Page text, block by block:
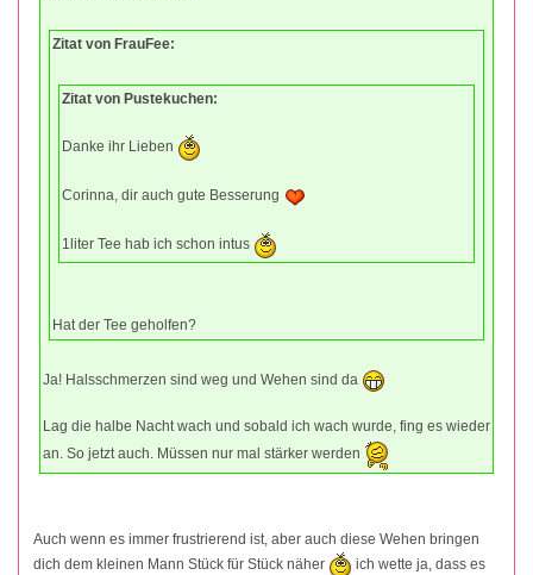
Zitat von FrauFee:
Zitat von Pustekuchen:
Danke ihr Lieben
Corinna, dir auch gute Besserung
1liter Tee hab ich schon intus
Hat der Tee geholfen?
Ja! Halsschmerzen sind weg und Wehen sind da
Lag die halbe Nacht wach und sobald ich wach wurde, fing es wieder
an. So jetzt auch. Müssen nur mal stärker werden
Auch wenn es immer frustrierend ist, aber auch diese Wehen bringen
dich dem kleinen Mann Stück für Stück näher
ich wette ja, dass es